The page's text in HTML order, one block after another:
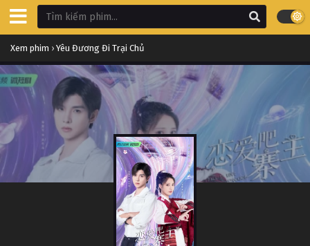
Xem phim › Yêu Đương Đi Trại Chủ